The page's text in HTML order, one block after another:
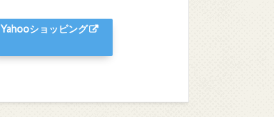
Yahooショッピング